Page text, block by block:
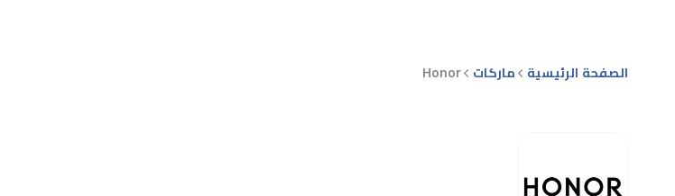
الصفحة الرئيسية ماركات Honor